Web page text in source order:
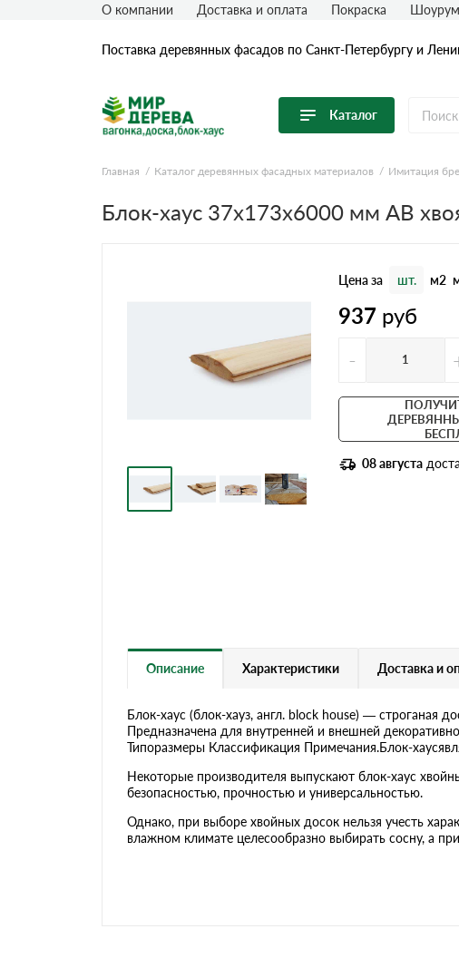
Поставка деревянных фасадов по Санкт-Петербургу и
Каталог
Перейти в каталог
Продуктовые линейки
Половая (Шпунтованная) доска
Термообработанная древесина
О компании Доставка и оплата Покраска Шоурум
Главная Каталог деревянных фасадных материалов Имитация
Блок-хаус 37x173x6000 мм АВ
Цена за шт. м2
937 руб
-
08 августа
Описание Характеристики Доставка и
Блок-хаус (блок-хауз, англ. block house) — строганая
Предназначена для внутренней и внешней
Типоразмеры Классификация Примечания.Блок-
Некоторые производителя выпускают блок-хаус
безопасностью, прочностью и универсальностью.
Однако, при выборе хвойных досок нельзя учесть
влажном климате целесообразно выбирать сосну, а